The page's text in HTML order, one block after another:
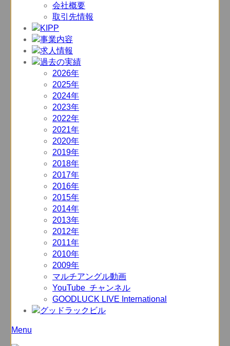
会社概要
取引先情報
2026年
2025年
2024年
2023年
2022年
2021年
2020年
2019年
2018年
2017年
2016年
2015年
2014年
2013年
2012年
2011年
2010年
2009年
マルチアングル動画
YouTube チャンネル
GOODLUCK LIVE International
Menu